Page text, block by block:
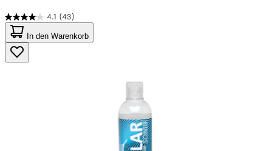
4.1 (43)
4.1
von
5
Sternen.
43
In den Warenkorb